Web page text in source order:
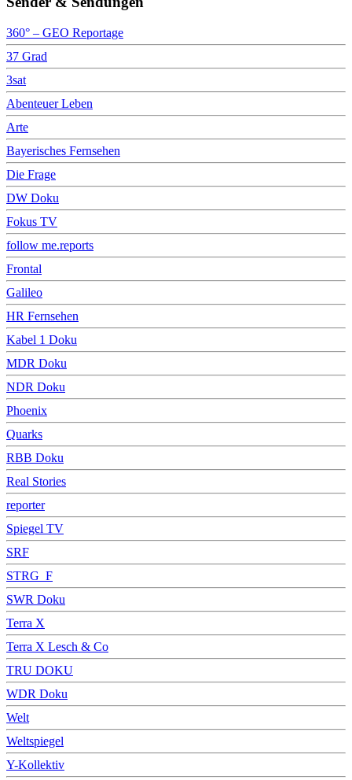
360° – GEO Reportage
37 Grad
3sat
Abenteuer Leben
Arte
Bayerisches Fernsehen
Die Frage
DW Doku
Fokus TV
follow me.reports
Frontal
Galileo
HR Fernsehen
Kabel 1 Doku
MDR Doku
NDR Doku
Phoenix
Quarks
RBB Doku
Real Stories
reporter
Spiegel TV
SRF
STRG_F
SWR Doku
Terra X
Terra X Lesch & Co
TRU DOKU
WDR Doku
Welt
Weltspiegel
Y-Kollektiv